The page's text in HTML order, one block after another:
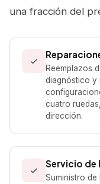
una fracción del
✓
Reemplazos
diagnóstico y
cuatro
dirección.
✓
Servicio de
Suministro de